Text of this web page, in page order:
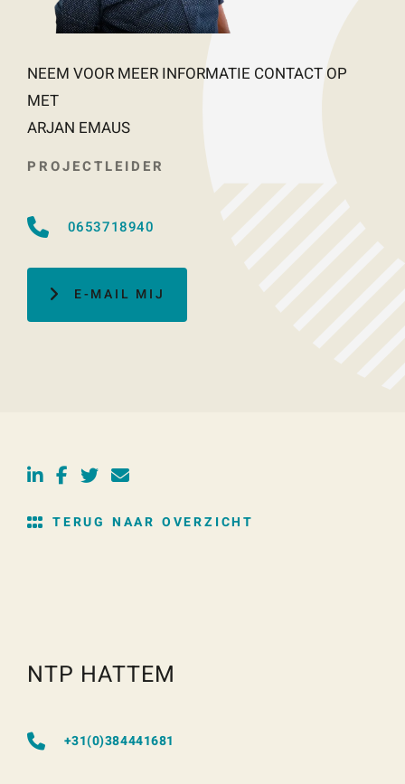
NEEM VOOR MEER INFORMATIE CONTACT OP
MET
ARJAN EMAUS
PROJECTLEIDER
0653718940
E-MAIL MIJ
TERUG NAAR OVERZICHT
NTP HATTEM
+31(0)384441681